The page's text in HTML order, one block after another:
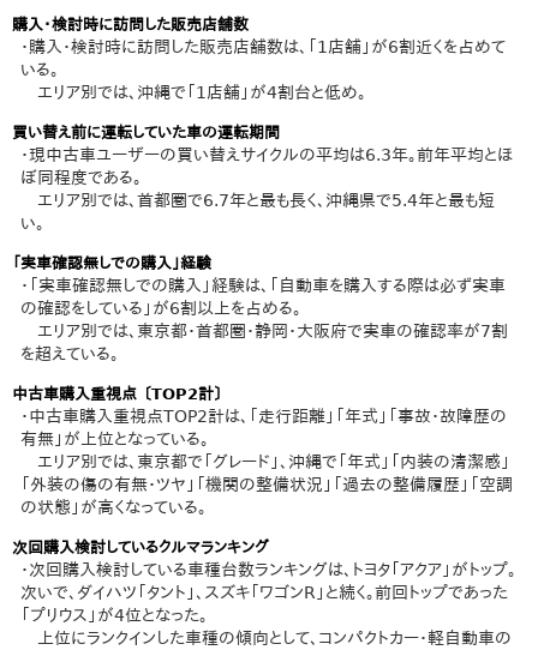
購入・検討時に訪問した販売店舗数
・購入・検討時に訪問した販売店舗数は、「1店舗」が6割近くを占めて
いる。
エリア別では、沖縄で「1店舗」が4割台と低め。
買い替え前に運転していた車の運転期間
・現中古車ユーザーの買い替えサイクルの平均は6.3年。前年平均とほ
ぼ同程度である。
エリア別では、首都圏で6.7年と最も長く、沖縄県で5.4年と最も短
い。
「実車確認無しでの購入」経験
・「実車確認無しでの購入」経験は、「自動車を購入する際は必ず実車
の確認をしている」が6割以上を占める。
エリア別では、東京都・首都圏・静岡・大阪府で実車の確認率が7割
を超えている。
中古車購入重視点 〔TOP2計〕
・中古車購入重視点TOP2計は、「走行距離」「年式」「事故・故障歴の
有無」が上位となっている。
エリア別では、東京都で「グレード」、沖縄で「年式」「内装の清潔感」
「外装の傷の有無・ツヤ」「機関の整備状況」「過去の整備履歴」「空調
の状態」が高くなっている。
次回購入検討しているクルマランキング
・次回購入検討している車種台数ランキングは、トヨタ「アクア」がトップ。
次いで、ダイハツ「タント」、スズキ「ワゴンR」と続く。前回トップであった
「プリウス」が4位となった。
上位にランクインした車種の傾向として、コンパクトカー・軽自動車の